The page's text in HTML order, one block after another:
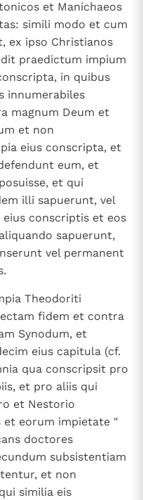
et Manichaeos
simili modo et cum
ex ipso Christianos
praedictum impium
in quibus
innumerabiles
magnum Deum et
et non
eius conscripta, et
eum, et
et qui
illi sapuerunt, vel
conscriptis et eos
sapuerunt,
vel permanent
Theodoriti
fidem et contra
Synodum, et
eius capitula (cf.
qua conscripsit pro
et pro aliis qui
et Nestorio
et eorum impietate "
doctores
subsistentiam
et non
similia eis